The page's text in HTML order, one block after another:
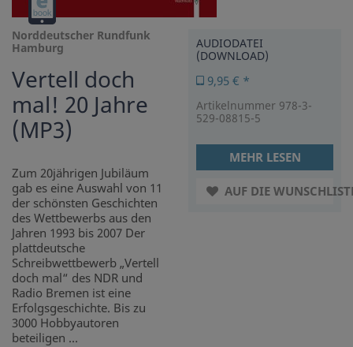
Audiodatei
(Download)
Norddeutscher Rundfunk
Hamburg
Vertell doch
mal! 20 Jahre
(MP3)
Zum 20jährigen Jubiläum
gab es eine Auswahl von 11
der schönsten Geschichten
des Wettbewerbs aus den
Jahren 1993 bis 2007 Der
plattdeutsche
Schreibwettbewerb „Vertell
doch mal“ des NDR und
Radio Bremen ist eine
Erfolgsgeschichte. Bis zu
3000 Hobbyautoren
beteiligen ...
AUDIODATEI
(DOWNLOAD)
9,95 € *
Artikelnummer 978-3-
529-08815-5
MEHR LESEN
AUF DIE